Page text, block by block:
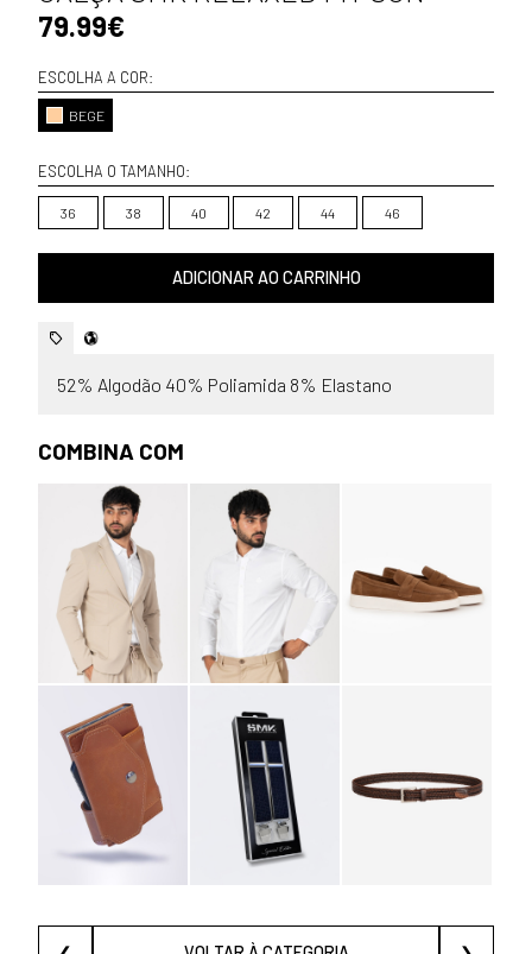
79.99€
ESCOLHA A COR:
BEGE
ESCOLHA O TAMANHO:
36 38 40 42 44 46
ADICIONAR AO CARRINHO
52% Algodão 40% Poliamida 8% Elastano
COMBINA COM